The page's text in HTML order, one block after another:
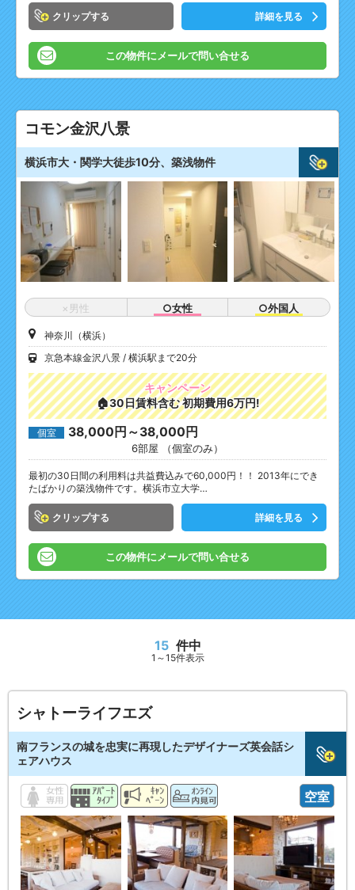
クリップ 詳細を見る
この物件にメールで問い合せる
コモン金沢八景
横浜市大・関学大徒歩10分、築浅物件
×男性 ○女性 ○外国人
神奈川（横浜）
京急本線金沢八景
横浜駅まで20分
キャンペーン
🏠30日賃料含む 初期費用6万円!
個室 38,000円～38,000円
6部屋 （個室のみ）
最初の30日間の利用料は共益費込みで60,000円！！ 2013年にでき
たばかりの築浅物件です。横浜市立大学…
クリップ 詳細を見る
この物件にメールで問い合せる
15 件中
1～15件表示
シャトーライフエズ
南フランスの城を忠実に再現したデザイナーズ英会話シ
ェアハウス
空室